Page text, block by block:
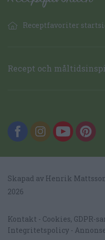
Receptfavoriter
Recept och
Skapad av Henrik
2026
Kontakt
Cookies, GDPR-
Integritetspolicy